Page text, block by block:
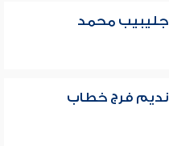
جليبيب محمد
نديم فرج خطاب